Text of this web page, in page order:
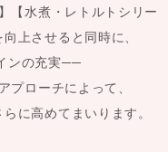
【水煮・レトルトシリー
上させると同時に、
ンの充実──
プローチによって、
に高めてまいります。